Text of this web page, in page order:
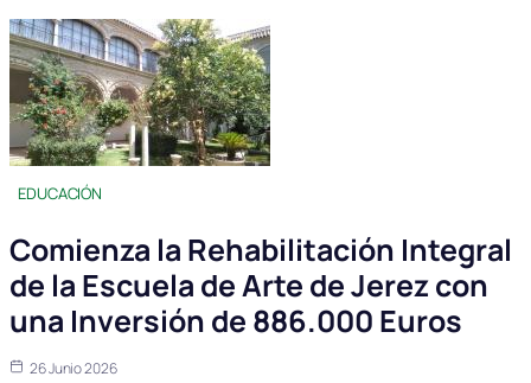
EDUCACIÓN
Comienza la Rehabilitación Integral
de la Escuela de Arte de Jerez con
una Inversión de 886.000 Euros
26 Junio 2026